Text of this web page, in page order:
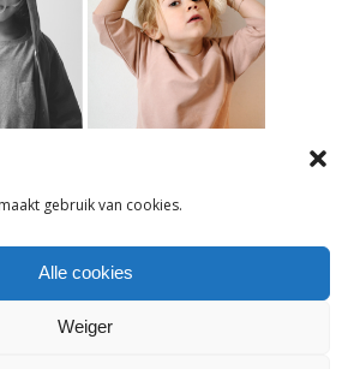
gebruik van cookies.
Alle cookies
Weiger
KLEEDT BEER VAN
PETIT